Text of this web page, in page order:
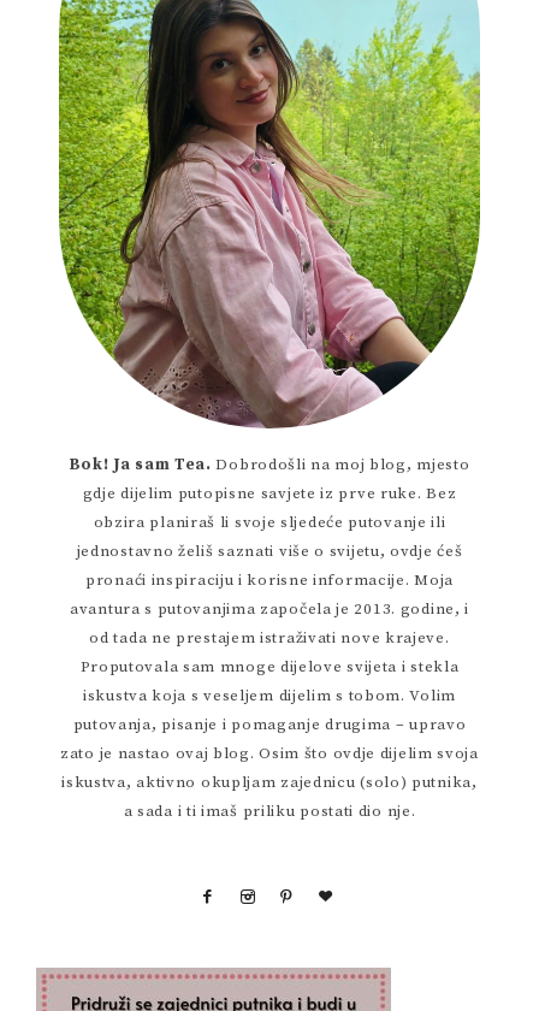
Bok! Ja sam Tea.Dobrodošli na moj blog, mjesto
gdje dijelim putopisne savjete iz prve ruke. Bez
obzira planiraš li svoje sljedeće putovanje ili
jednostavno želiš saznati više o svijetu, ovdje ćeš
pronaći inspiraciju i korisne informacije. Moja
avantura s putovanjima započela je 2013. godine, i
od tada ne prestajem istraživati nove krajeve.
Proputovala sam mnoge dijelove svijeta i stekla
iskustva koja s veseljem dijelim s tobom. Volim
putovanja, pisanje i pomaganje drugima – upravo
zato je nastao ovaj blog. Osim što ovdje dijelim svoja
iskustva, aktivno okupljam zajednicu (solo) putnika,
a sada i ti imaš priliku postati dio nje.